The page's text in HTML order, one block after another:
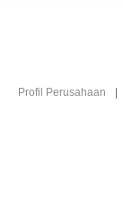
Profil Perusahaan